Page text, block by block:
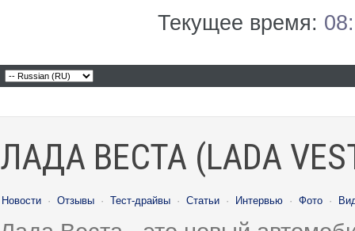
Текущее время:
ЛАДА ВЕСТА (LADA
Новости · Отзывы · Тест-драйвы · Статьи · Интервью · Фото ·